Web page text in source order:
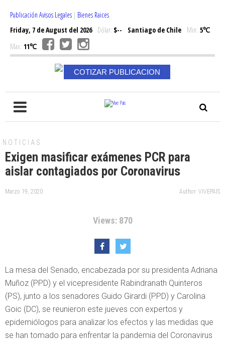
Publicación Avisos Legales | Bienes Raices
Friday, 7 de August del 2026Dólar: $-- Santiago de Chile Min: 5℃
Max: 11℃
COTIZAR PUBLICACION
NOTICIAS
Exigen masificar exámenes PCR para
aislar contagiados por Coronavirus
Marzo 19, 2020 Author: VIVEPAIS
Views: 870
La mesa del Senado, encabezada por su presidenta Adriana
Muñoz (PPD) y el vicepresidente Rabindranath Quinteros
(PS), junto a los senadores Guido Girardi (PPD) y Carolina
Goic (DC), se reunieron este jueves con expertos y
epidemiólogos para analizar los efectos y las medidas que
se han tomado para enfrentar la pandemia del Coronavirus